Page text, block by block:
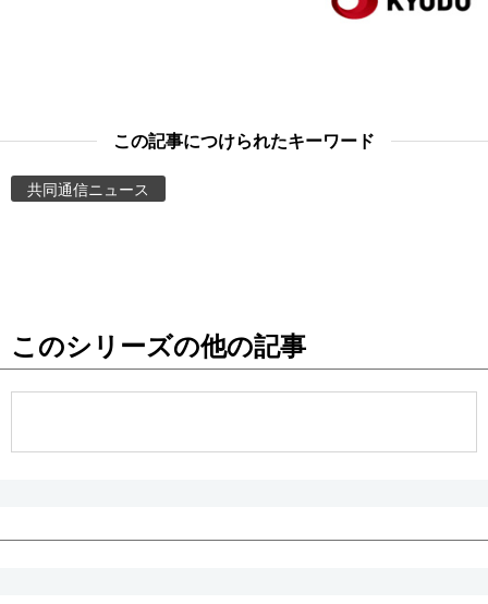
東京
この記事につけられたキーワード
共同通信ニュース
このシリーズの他の記事